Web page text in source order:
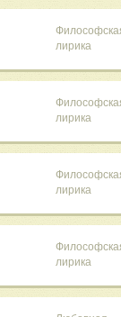
лирика
лирика
лирика
лирика